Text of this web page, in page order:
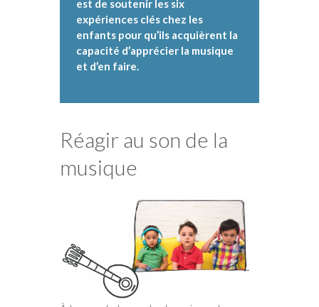
est de soutenir les six
expériences clés chez les
enfants pour qu’ils acquièrent la
capacité d’apprécier la musique
et d’en faire.
Réagir au son de la
musique